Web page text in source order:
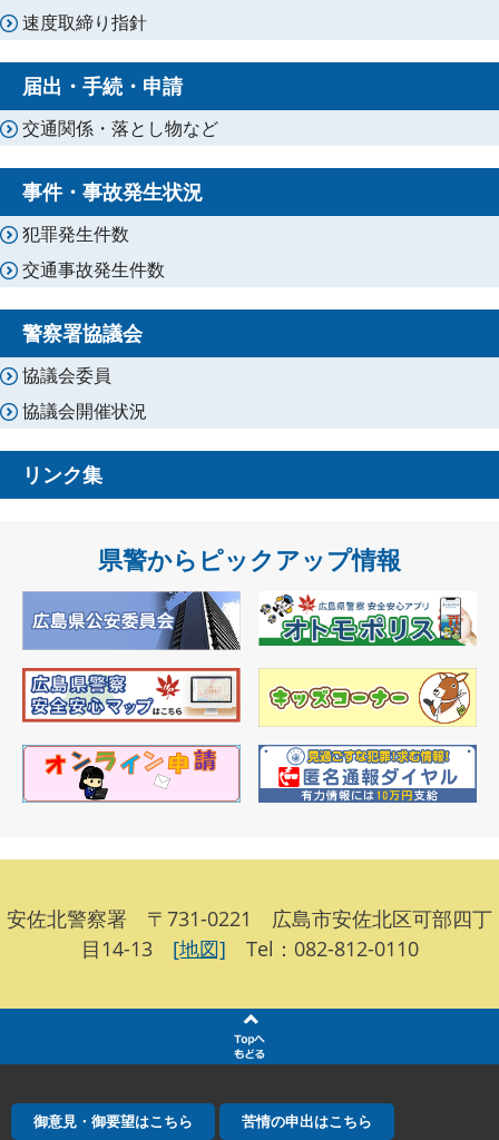
速度取締り指針
届出・手続・申請
交通関係・落とし物など
事件・事故発生状況
犯罪発生件数
交通事故発生件数
警察署協議会
協議会委員
協議会開催状況
リンク集
県警からピックアップ情報
安佐北警察署 〒731-0221 広島市安佐北区可部四丁
目14-13 [地図] Tel：082-812-0110
御意見・御要望はこちら 苦情の申出はこちら